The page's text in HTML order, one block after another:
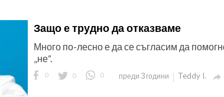
Защо е трудно да отказваме
Много по-лесно е да се съгласим да
„не“.
0 0 0 преди 3 години Teddy I. 